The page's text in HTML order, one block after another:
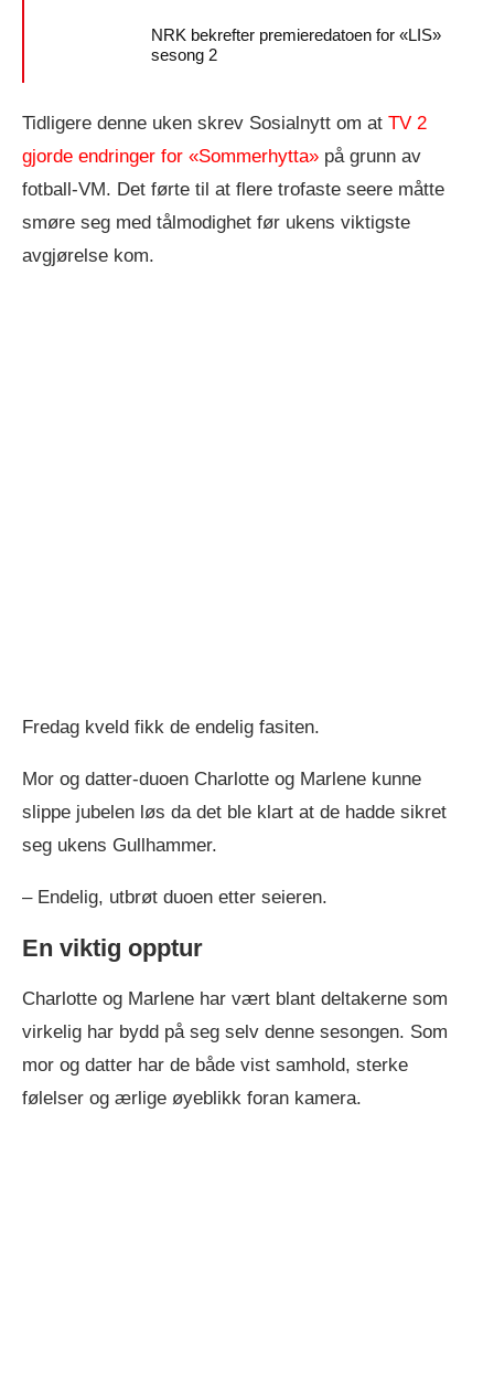
NRK bekrefter premieredatoen for «LIS»
sesong 2
Tidligere denne uken skrev Sosialnytt om at TV 2
gjorde endringer for «Sommerhytta» på grunn av
fotball-VM. Det førte til at flere trofaste seere måtte
smøre seg med tålmodighet før ukens viktigste
avgjørelse kom.
Fredag kveld fikk de endelig fasiten.
Mor og datter-duoen Charlotte og Marlene kunne
slippe jubelen løs da det ble klart at de hadde sikret
seg ukens Gullhammer.
– Endelig, utbrøt duoen etter seieren.
En viktig opptur
Charlotte og Marlene har vært blant deltakerne som
virkelig har bydd på seg selv denne sesongen. Som
mor og datter har de både vist samhold, sterke
følelser og ærlige øyeblikk foran kamera.